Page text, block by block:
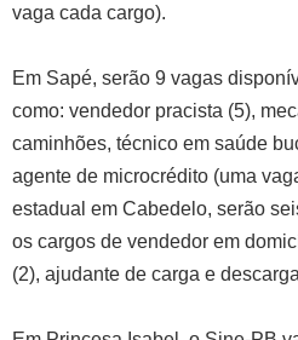
vaga cada cargo).
Em Sapé, serão 9 vagas
como: vendedor pracista (5),
caminhões, técnico em saúde
agente de microcrédito (uma
estadual em Cabedelo, serão
os cargos de vendedor em
(2), ajudante de carga e